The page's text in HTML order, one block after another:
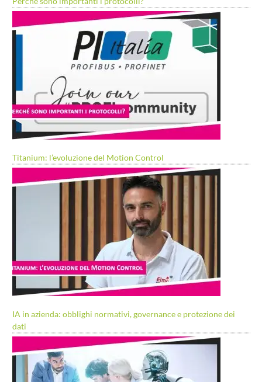
Titanium: l’evoluzione del Motion Control
IA in azienda: obblighi normativi, governance e protezione dei
dati